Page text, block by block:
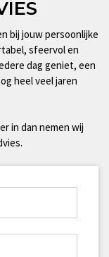
bij jouw persoonlijke
sfeervol en
dag geniet, een
heel veel jaren
in dan nemen wij